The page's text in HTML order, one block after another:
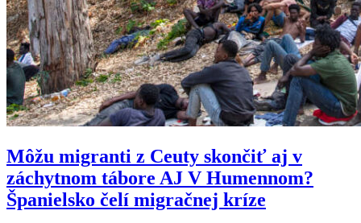
Môžu migranti z Ceuty skončiť aj v
záchytnom tábore AJ V Humennom?
Španielsko čelí migračnej kríze